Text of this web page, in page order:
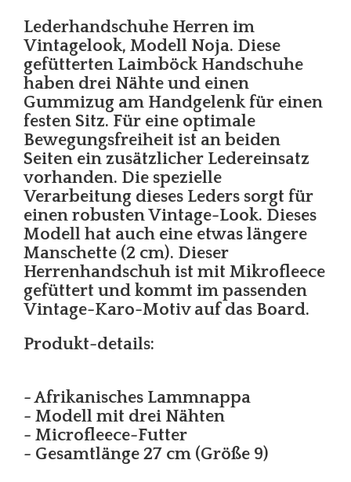
Lederhandschuhe Herren im
Vintagelook, Modell Noja. Diese
gefütterten Laimböck Handschuhe
haben drei Nähte und einen
Gummizug am Handgelenk für einen
festen Sitz. Für eine optimale
Bewegungsfreiheit ist an beiden
Seiten ein zusätzlicher Ledereinsatz
vorhanden. Die spezielle
Verarbeitung dieses Leders sorgt für
einen robusten Vintage-Look. Dieses
Modell hat auch eine etwas längere
Manschette (2 cm). Dieser
Herrenhandschuh ist mit Mikrofleece
gefüttert und kommt im passenden
Vintage-Karo-Motiv auf das Board.
Produkt-details:
- Afrikanisches Lammnappa
- Modell mit drei Nähten
- Microfleece-Futter
- Gesamtlänge 27 cm (Größe 9)